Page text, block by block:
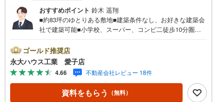
おすすめポイント 鈴木 遥翔
■約83坪のゆとりある敷地■建築条件なし、お好きな建築会
社で建築可能■小学校、スーパー、コンビ二徒歩10分圏内
内の多数店舗で展開中！こちらでは当社の強みを大きく2つ
に分けてご紹介！1.＜豊富な不動産知識＞戸建・マンショ
ン・土地...と種別を問わず不動産を取り扱っております。
更に教育施設や商業施設、子育て環境や行政などの地域情
報を総合し、お客様により良い物件選びをして頂けるよ
う、しっかりとサポートさせて頂きます。2.＜経験豊富な
ゴールド推奨店
永大ハウス工業 愛子店
4.66 不動産会社レビュー 18件
資料をもらう （無料）